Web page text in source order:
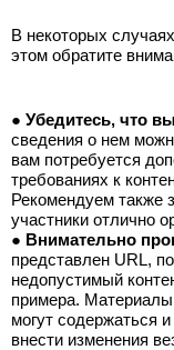
В некоторых
этом обратите
● Убедитесь, что
сведения о нем
вам потребуется
требованиях к
Рекомендуем также
участники отлично
● Внимательно
представлен URL,
недопустимый
примера.
могут содержаться
внести изменения